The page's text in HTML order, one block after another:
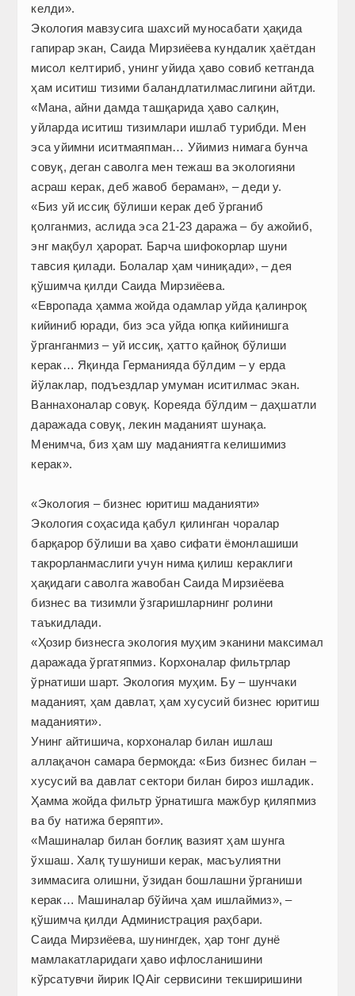
келди».
Экология мавзусига шахсий муносабати ҳақида
гапирар экан, Саида Мирзиёева кундалик ҳаётдан
мисол келтириб, унинг уйида ҳаво совиб кетганда
ҳам иситиш тизими баландлатилмаслигини айтди.
«Мана, айни дамда ташқарида ҳаво салқин,
уйларда иситиш тизимлари ишлаб турибди. Мен
эса уйимни иситмаяпман… Уйимиз нимага бунча
совуқ, деган саволга мен тежаш ва экологияни
асраш керак, деб жавоб бераман», – деди у.
«Биз уй иссиқ бўлиши керак деб ўрганиб
қолганмиз, аслида эса 21-23 даража – бу ажойиб,
энг мақбул ҳарорат. Барча шифокорлар шуни
тавсия қилади. Болалар ҳам чиниқади», – дея
қўшимча қилди Саида Мирзиёева.
«Европада ҳамма жойда одамлар уйда қалинроқ
кийиниб юради, биз эса уйда юпқа кийинишга
ўрганганмиз – уй иссиқ, ҳатто қайноқ бўлиши
керак… Яқинда Германияда бўлдим – у ерда
йўлаклар, подъездлар умуман иситилмас экан.
Ваннахоналар совуқ. Кореяда бўлдим – даҳшатли
даражада совуқ, лекин маданият шунақа.
Менимча, биз ҳам шу маданиятга келишимиз
керак».
«Экология – бизнес юритиш маданияти»
Экология соҳасида қабул қилинган чоралар
барқарор бўлиши ва ҳаво сифати ёмонлашиши
такрорланмаслиги учун нима қилиш кераклиги
ҳақидаги саволга жавобан Саида Мирзиёева
бизнес ва тизимли ўзгаришларнинг ролини
таъкидлади.
«Ҳозир бизнесга экология муҳим эканини максимал
даражада ўргатяпмиз. Корхоналар фильтрлар
ўрнатиши шарт. Экология муҳим. Бу – шунчаки
маданият, ҳам давлат, ҳам хусусий бизнес юритиш
маданияти».
Унинг айтишича, корхоналар билан ишлаш
аллақачон самара бермоқда: «Биз бизнес билан –
хусусий ва давлат сектори билан бироз ишладик.
Ҳамма жойда фильтр ўрнатишга мажбур қиляпмиз
ва бу натижа беряпти».
«Машиналар билан боғлиқ вазият ҳам шунга
ўхшаш. Халқ тушуниши керак, масъулиятни
зиммасига олишни, ўзидан бошлашни ўрганиши
керак… Машиналар бўйича ҳам ишлаймиз», –
қўшимча қилди Администрация раҳбари.
Саида Мирзиёева, шунингдек, ҳар тонг дунё
мамлакатларидаги ҳаво ифлосланишини
кўрсатувчи йирик IQAir сервисини текширишини